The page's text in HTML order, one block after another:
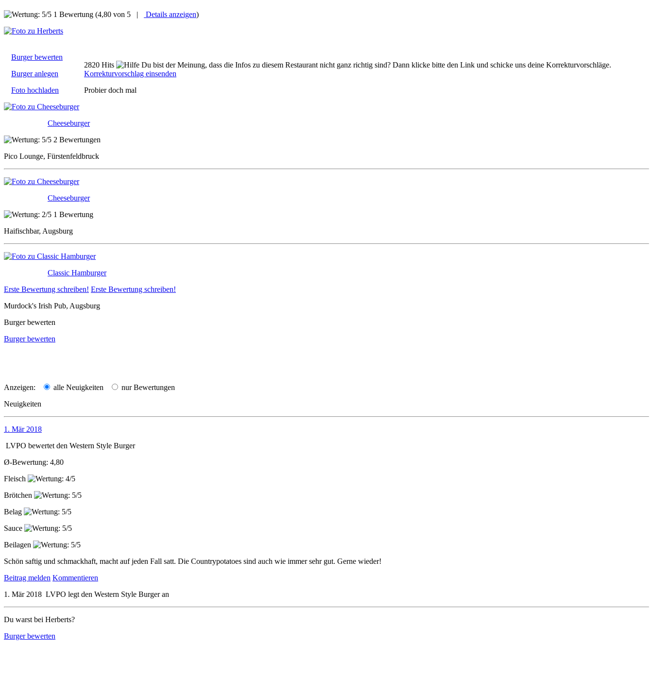
1 Bewertung (4,80 von 5 | Details anzeigen)
Burger bewerten
Burger anlegen
Foto hochladen
2820 Hits
Du bist der Meinung, dass die Infos zu diesem Restaurant nicht ganz richtig sind? Dann klicke bitte den Link und schicke uns deine Korrekturvorschläge.
Korrekturvorschlag einsenden
Probier doch mal
Cheeseburger
2 Bewertungen
Pico Lounge, Fürstenfeldbruck
Cheeseburger
1 Bewertung
Haifischbar, Augsburg
Classic Hamburger
Erste Bewertung schreiben! Erste Bewertung schreiben!
Murdock's Irish Pub, Augsburg
Burger bewerten
Burger bewerten
Anzeigen: alle Neuigkeiten
nur Bewertungen
Neuigkeiten
1. Mär 2018
LVPO bewertet den Western Style Burger
Ø-Bewertung: 4,80
Fleisch
Brötchen
Belag
Sauce
Beilagen
Schön saftig und schmackhaft, macht auf jeden Fall satt. Die Countrypotatoes sind auch wie immer sehr gut. Gerne wieder!
Beitrag melden Kommentieren
1. Mär 2018 LVPO legt den Western Style Burgeran
Du warst bei Herberts?
Burger bewerten